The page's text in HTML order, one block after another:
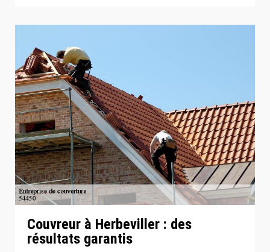
Couvreur à Herbeviller : des
résultats garantis